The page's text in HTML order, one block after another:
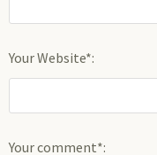
Your Website*:
Your comment*: